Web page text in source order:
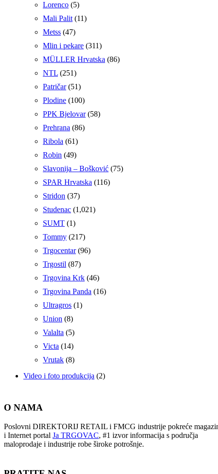
Lorenco (5)
Mali Palit (11)
Metss (47)
Mlin i pekare (311)
MÜLLER Hrvatska (86)
NTL (251)
Patričar(51)
Plodine (100)
PPK Bjelovar(58)
Prehrana (86)
Ribola (61)
Robin (49)
Slavonija – Bošković (75)
SPAR Hrvatska (116)
Stridon (37)
Studenac (1,021)
SUMT (1)
Tommy (217)
Trgocentar(96)
Trgostil (87)
Trgovina Krk (46)
Trgovina Panda (16)
Ultragros (1)
Union (8)
Valalta (5)
Victa (14)
Vrutak (8)
Video i foto produkcija (2)
O NAMA
Poslovni DIREKTORIJ RETAIL i FMCG industrije pokreće
i Internet portal Ja TRGOVAC, #1 izvor informacija s područja
maloprodaje i industrije robe široke potrošnje.